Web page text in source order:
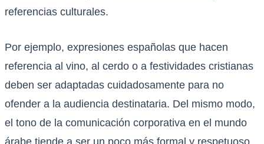
referencias culturales.
Por ejemplo, expresiones españolas que hacen
referencia al vino, al cerdo o a festividades cristianas
deben ser adaptadas cuidadosamente para no
ofender a la audiencia destinataria. Del mismo modo,
el tono de la comunicación corporativa en el mundo